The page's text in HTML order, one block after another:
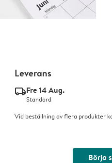
Leverans
delivery_standard_v2Fre 14 Aug.
Standard
Vid beställning av flera produkter
Börja